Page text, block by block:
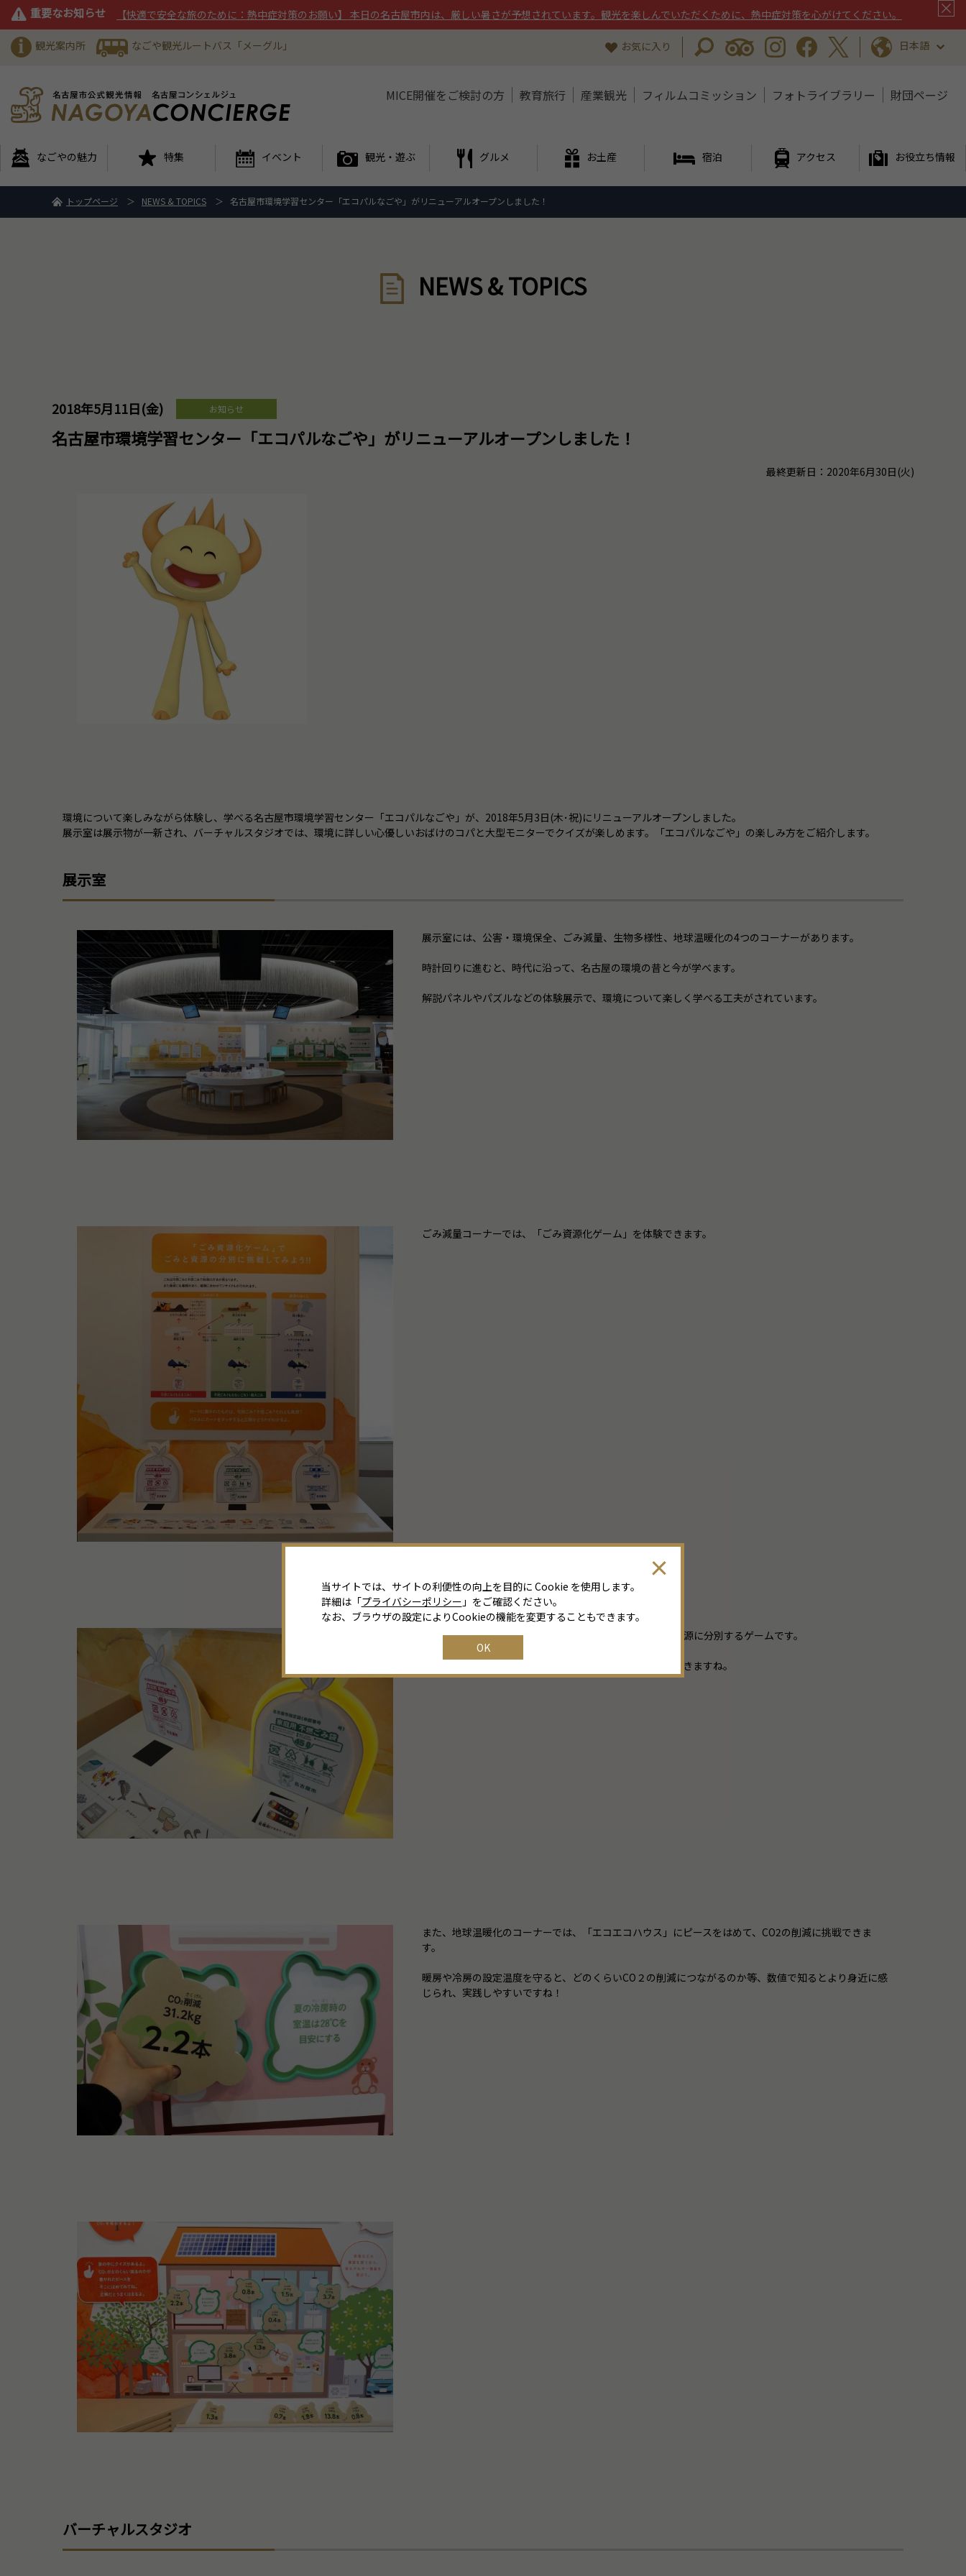
重要なお知らせ 【快適で安全な旅のために：熱中症対策のお願い】 本日の名古屋市内は、厳しい暑さが予想されています。観光を楽しんでいただくために、熱中症対策を心がけてください。
観光案内所 なごや観光ルートバス「メーグル」 お気に入り 日本語
MICE開催をご検討の方 教育旅行 産業観光 フィルムコミッション フォトライブラリー 財団ページ
なごやの魅力 特集 イベント 観光・遊ぶ グルメ お土産 宿泊 アクセス お役立ち情報
トップページ NEWS & TOPICS 名古屋市環境学習センター「エコパルなごや」がリニューアルオープンしました！
NEWS & TOPICS
2018年5月11日(金) お知らせ
名古屋市環境学習センター「エコパルなごや」がリニューアルオープンしました！
最終更新日：2020年6月30日(火)
環境について楽しみながら体験し、学べる名古屋市環境学習センター「エコパルなごや」が、2018年5月3日(木･祝)にリニューアルオープンしました。
展示室は展示物が一新され、バーチャルスタジオでは、環境に詳しい心優しいおばけのコパと大型モニターでクイズが楽しめます。「エコパルなごや」の楽しみ方をご紹介します。
展示室
展示室には、公害・環境保全、ごみ減量、生物多様性、地球温暖化の4つのコーナーがあります。
時計回りに進むと、時代に沿って、名古屋の環境の昔と今が学べます。
解説パネルやパズルなどの体験展示で、環境について楽しく学べる工夫がされています。
ごみ減量コーナーでは、「ごみ資源化ゲーム」を体験できます。
カードに書かれたゴミを、燃えるごみ・燃えないごみ・資源に分別するゲームです。
ごみ袋が光ると、正解です！小さな子どもも楽しく体験できますね。
また、地球温暖化のコーナーでは、「エコエコハウス」にピースをはめて、CO2の削減に挑戦できま
す。
暖房や冷房の設定温度を守ると、どのくらいCO２の削減につながるのか等、数値で知るとより身近に感
じられ、実践しやすいですね！
バーチャルスタジオ
当サイトでは、サイトの利便性の向上を目的に Cookie を使用します。
詳細は「プライバシーポリシー 」をご確認ください。
なお、ブラウザの設定によりCookieの機能を変更することもできます。
OK